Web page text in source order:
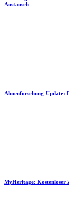
Austausch
Ahnenforschung-Update:
MyHeritage: Kostenloser